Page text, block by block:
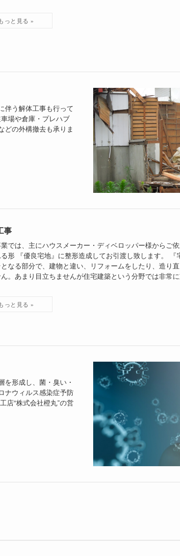
伴う解体工事も行って
場や倉庫・プレハブ
どの外構撤去も承りま
事
では、主にハウスメーカー・ディベロッパー様からご
形 『優良宅地』に整形造成してお引渡し致します。 『
なる部分で、建物と違い、リフォームをしたり、造り
ん。あまり目立ちませんが住宅建築という分野では非常に
形成し、菌・臭い・
ナウィルス感染症予防
店“株式会社橙丸”の営